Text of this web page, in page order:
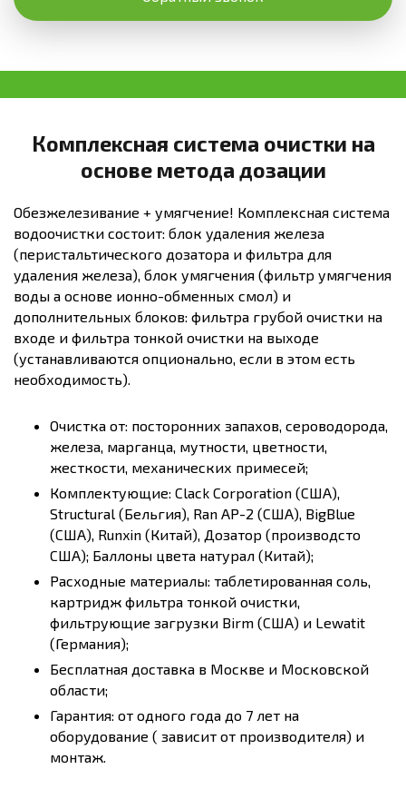
Комплексная система очистки на
основе метода дозации
Обезжелезивание + умягчение! Комплексная система
водоочистки состоит: блок удаления железа
(перистальтического дозатора и фильтра для
удаления железа), блок умягчения (фильтр умягчения
воды а основе ионно-обменных смол) и
дополнительных блоков: фильтра грубой очистки на
входе и фильтра тонкой очистки на выходе
(устанавливаются опционально, если в этом есть
необходимость).
Очистка от: посторонних запахов, сероводорода,
железа, марганца, мутности, цветности,
жесткости, механических примесей;
Комплектующие: Clack Corporation (США),
Structural (Бельгия), Ran AP-2 (США), BigBlue
(США), Runxin (Китай), Дозатор (производсто
США); Баллоны цвета натурал (Китай);
Расходные материалы: таблетированная соль,
картридж фильтра тонкой очистки,
фильтрующие загрузки Birm (США) и Lewatit
(Германия);
Бесплатная доставка в Москве и Московской
области;
Гарантия: от одного года до 7 лет на
оборудование ( зависит от производителя) и
монтаж.